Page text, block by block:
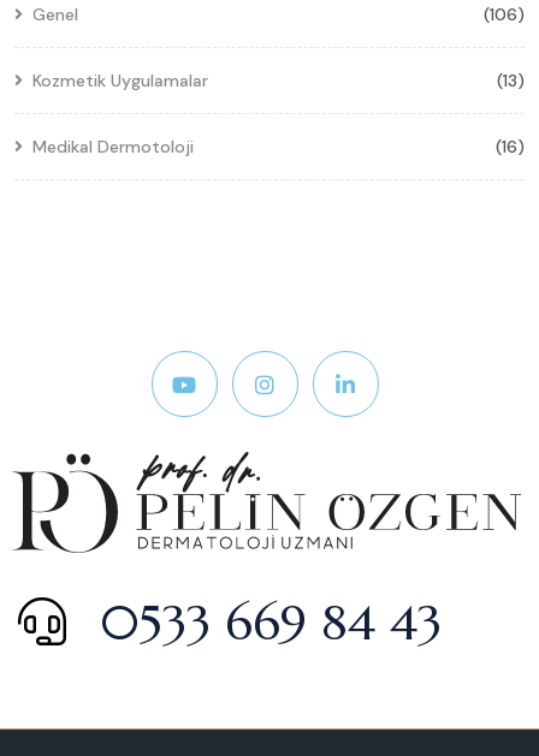
Genel (106)
Kozmetik Uygulamalar (13)
Medikal Dermotoloji (16)
0533 669 84 43